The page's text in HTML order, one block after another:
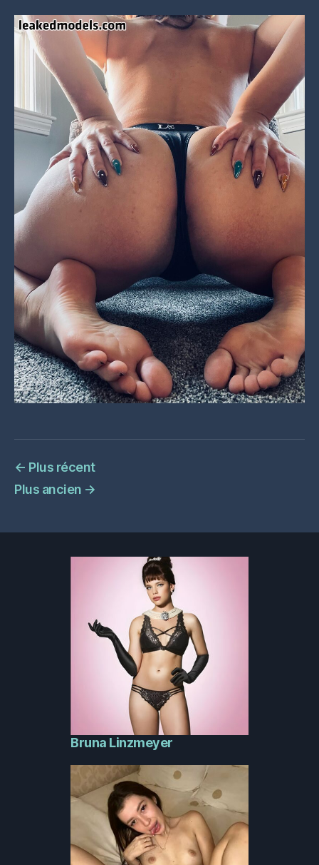
← Plus récent
Plus ancien →
Bruna Linzmeyer